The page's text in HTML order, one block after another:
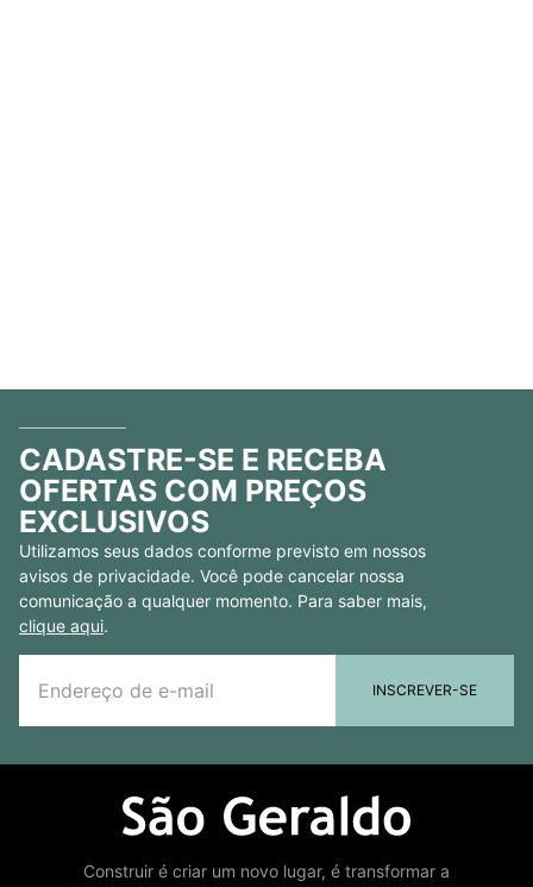
CADASTRE-SE E RECEBA
OFERTAS COM PREÇOS
EXCLUSIVOS
Utilizamos seus dados conforme previsto em nossos
avisos de privacidade. Você pode cancelar nossa
comunicação a qualquer momento. Para saber mais,
clique aqui.
INSCREVER-SE
Construir é criar um novo lugar, é transformar a